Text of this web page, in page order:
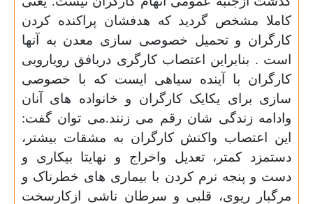
کاملا مشخص گردید که هدفشان پراکنده کردن
کارگران و تحمیل خصوصی سازی معدن به آنها
است . بنابراین اعتصاب کارگری دربافق رویارویی
کارگران با آینده سیاهی ایست که با خصوصی
سازی برای یکایک کارگران و خانواده های آنان
وادامه زندگی شان رقم می زنند.می توان گفت:
این اعتصاب واکنش کارگران به مشقات بیشتر،
دستمزد کمتر، تعدیل واخراج و نهایتا بیکاری و
دست و پنجه نرم کردن با بیماری های خطرناک و
مرگبار ریوی، قلبی و سرطان ناشی ازکارسخت